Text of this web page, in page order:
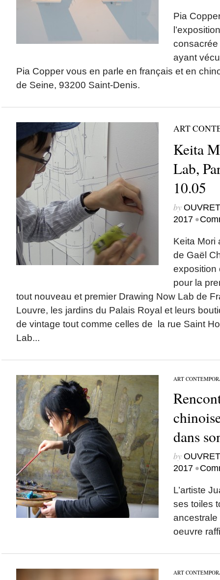
Pia
ayant
Pia Copper vous en parle en français et en
de Seine, 93200 Saint-Denis.
ART
Keita
Lab,
10.05
by
2017 •
Keita Mori
de Gaël
exposition
pour la
tout nouveau et premier Drawing Now Lab de
Louvre, les jardins du Palais Royal et leurs
de vintage tout comme celles de la rue Saint
Lab...
ART
dans
by
2017 •
L’artiste
ses toiles
ancestrale
oeuvre
ART